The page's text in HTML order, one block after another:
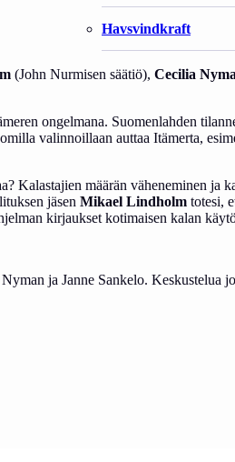
Havsvindkraft
keinot pelastaa Itämeri?
(John Nurmisen säätiö), Cecilia
ongelmana. Suomenlahden
valinnoillaan auttaa Itämerta,
määrän väheneminen ja
jäsen Mikael Lindholm totesi,
kirjaukset kotimaisen kalan
ja Janne Sankelo. Keskustelua